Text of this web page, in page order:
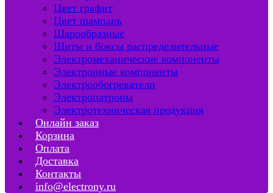
Цвет графит
Цвет шампань
Шарообразные
Щиты и боксы распределительные
Электромеханические компоненты
Электронные компоненты
Электрообогреватели
Электропатроны
Электротехническая продукция
Онлайн заказ
Корзина
Оплата
Доставка
Контакты
info@electrony.ru